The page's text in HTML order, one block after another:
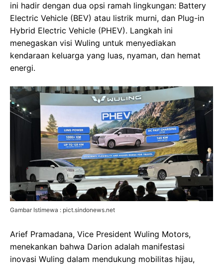
ini hadir dengan dua opsi ramah lingkungan: Battery
Electric Vehicle (BEV) atau listrik murni, dan Plug-in
Hybrid Electric Vehicle (PHEV). Langkah ini
menegaskan visi Wuling untuk menyediakan
kendaraan keluarga yang luas, nyaman, dan hemat
energi.
Gambar Istimewa : pict.sindonews.net
Arief Pramadana, Vice President Wuling Motors,
menekankan bahwa Darion adalah manifestasi
inovasi Wuling dalam mendukung mobilitas hijau,